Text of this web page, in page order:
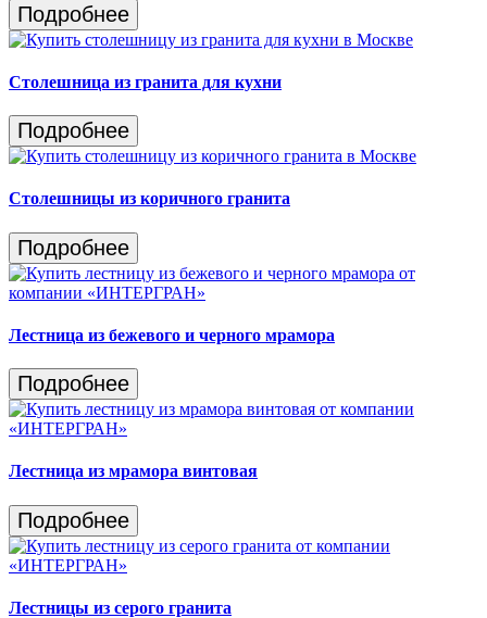
Подробнее
Столешница из гранита для кухни
Подробнее
Столешницы из коричного гранита
Подробнее
Лестница из бежевого и черного мрамора
Подробнее
Лестница из мрамора винтовая
Подробнее
Лестницы из серого гранита